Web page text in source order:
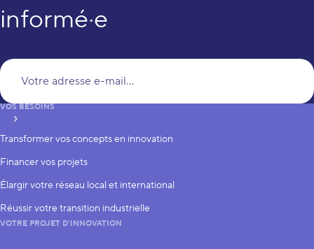
informé·e
S’inscrire
VOS BESOINS
Transformer vos concepts en innovation
Financer vos projets
Élargir votre réseau local et international
Réussir votre transition industrielle
VOTRE PROJET D’INNOVATION